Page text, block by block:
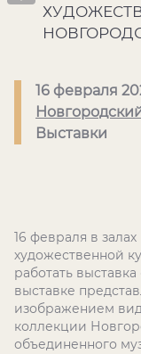
16 февраля
Выставки
16 февраля в
художественной
работать
выставке
изображением
коллекции
объединенного